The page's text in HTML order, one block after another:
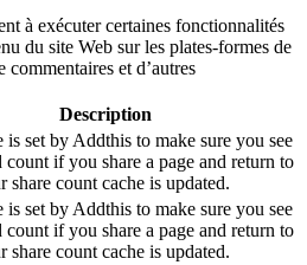
à exécuter certaines fonctionnalités
du site Web sur les plates-formes de
et d’autres
Description
is set by Addthis to make sure you see
count if you share a page and return to
share count cache is updated.
is set by Addthis to make sure you see
count if you share a page and return to
share count cache is updated.